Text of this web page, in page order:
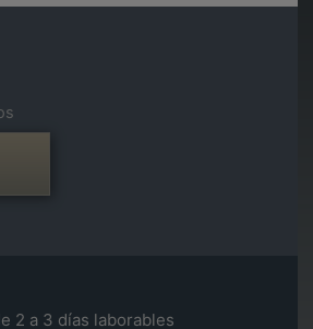
2 a 3 días laborables